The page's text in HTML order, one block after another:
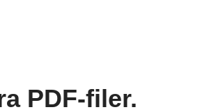
PDF-filer.